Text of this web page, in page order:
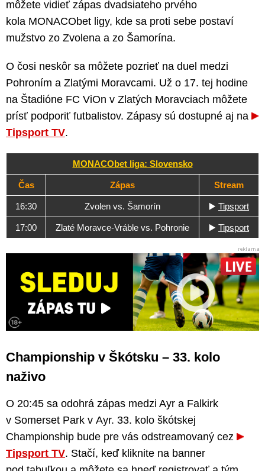
môžete vidieť zápas dvadsiateho prvého
kola MONACObet ligy, kde sa proti sebe postaví
mužstvo zo Zvolena a zo Šamorína.
O čosi neskôr sa môžete pozrieť na duel medzi
Pohroním a Zlatými Moravcami. Už o 17. tej hodine
na Štadióne FC ViOn v Zlatých Moravciach môžete
prísť podporiť futbalistov. Zápasy sú dostupné aj na
Tipsport TV.
MONACObet liga: Slovensko
Čas Zápas Stream
16:30 Zvolen vs. Šamorín ▶️ Tipsport
17:00 Zlaté Moravce-Vráble vs. Pohronie ▶️ Tipsport
Championship v Škótsku – 33. kolo
naživo
O 20:45 sa odohrá zápas medzi Ayr a Falkirk
v Somerset Park v Ayr. 33. kolo škótskej
Championship bude pre vás odstreamovaný cez
Tipsport TV. Stačí, keď kliknite na banner